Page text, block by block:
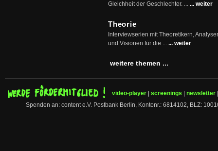
Gleichheit der Geschlechter. ... ... weiter
Theorie
Interviewserien mit Theoretikern,
und Visionen für die ... ... weiter
weitere themen ...
video-player screenings newsletter
Spenden an: content e.V. Postbank Berlin, Kontonr.: 6814102, BLZ: